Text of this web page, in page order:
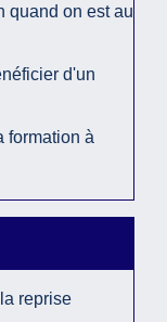
quand on est au
d'un
formation à
reprise